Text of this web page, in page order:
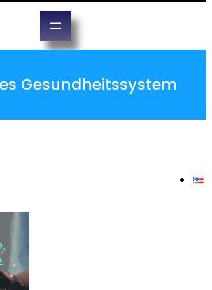
Gesundheitssystem